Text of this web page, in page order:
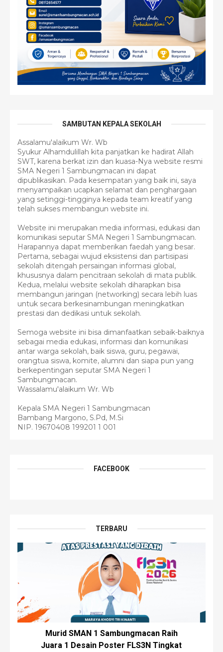
SAMBUTAN KEPALA SEKOLAH
Assalamu'alaikum Wr. Wb
Syukur Alhamdulillah kita panjatkan ke hadirat Allah
SWT, karena berkat izin dan kuasa-Nya website resmi
SMA Negeri 1 Sambungmacan ini dapat
dipublikasikan. Pada kesempatan yang baik ini, saya
menyampaikan ucapkan selamat dan penghargaan
yang setinggi-tingginya kepada team kreatif yang
telah sukses membangun website ini.
Website ini merupakan media informasi, edukasi dan
komunikasi seputar SMA Negeri 1 Sambungmacan.
Harapannya dapat memberikan faedah yang besar.
Pertama, sebagai wujud eksistensi dan partisipasi
sekolah ditengah persaingan informasi global,
khususnya dalam pencitraan sekolah di mata publik.
Kedua, melalui website sekolah diharapkan bisa
membangun jaringan (networking) secara lebih luas
untuk secara berkesinambungan meningkatkan
prestasi dan dedikasi untuk sekolah.
Semoga website ini bisa dimanfaatkan sebaik-baiknya
sebagai media edukasi, informasi dan komunikasi
antar warga sekolah, baik siswa, guru, pegawai,
orangtua siswa, komite, alumni dan siapa pun yang
berkepentingan seputar SMA Negeri 1
Sambungmacan.
Wassalamu'alaikum Wr. Wb
Kepala SMA Negeri 1 Sambungmacan
Bambang Margono, S.Pd, M.Si
NIP. 19670408 199201 1 001
FACEBOOK
TERBARU
Murid SMAN 1 Sambungmacan Raih
Juara 1 Desain Poster FLS3N Tingkat